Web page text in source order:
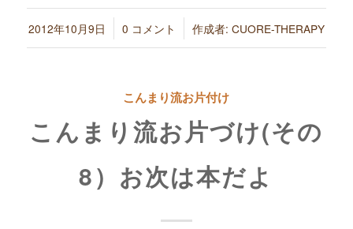
2012年10月9日
/ 0 コメント
/ 作成者: CUORE-THERAPY
こんまり流お片付け
こんまり流お片づけ(その
8）お次は本だよ